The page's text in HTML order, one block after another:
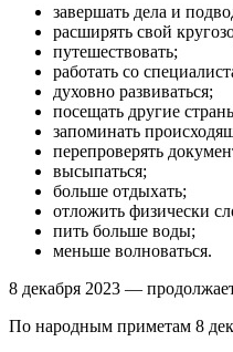
завершать дела и
расширять свой
путешествовать;
работать со
духовно развиваться;
посещать другие
запоминать
перепроверять
высыпаться;
больше отдыхать;
отложить физически
пить больше воды;
меньше волноваться.
8 декабря 2023 —
По народным приметам 8